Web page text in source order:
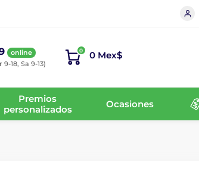
online
9-18, Sa 9-13)
0 0 Mex$
Premios
personalizados
Ocasiones